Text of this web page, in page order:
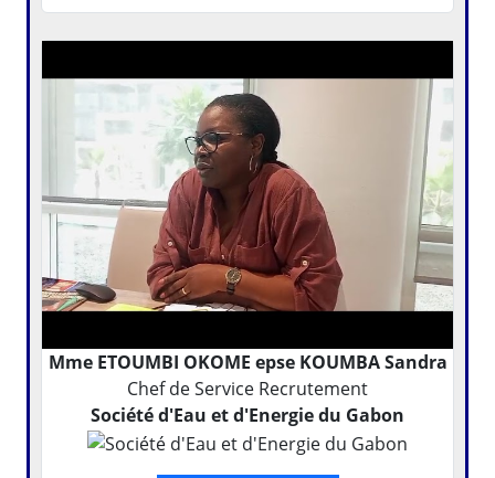
Mme ETOUMBI OKOME epse KOUMBA Sandra
Chef de Service Recrutement
Société d'Eau et d'Energie du Gabon